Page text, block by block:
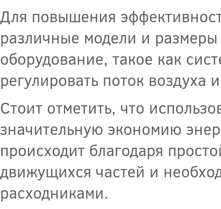
Для повышения
различные модели и
оборудование, такое как
регулировать поток воздуха
Стоит отметить, что
значительную экономию
происходит благодаря
движущихся частей и
расходниками.